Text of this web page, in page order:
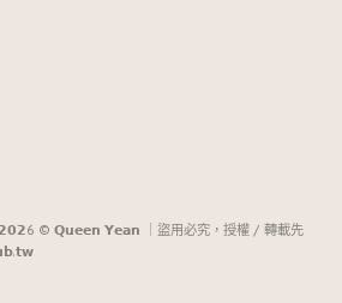
𝟮𝟬𝟮6 © 𝗤𝘂𝗲𝗲𝗻 𝗬𝗲𝗮𝗻 ｜盜用必究，授權 / 轉載先